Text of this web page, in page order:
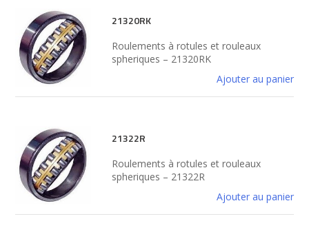
21320RK
Roulements à rotules et rouleaux
spheriques – 21320RK
Ajouter au panier
21322R
Roulements à rotules et rouleaux
spheriques – 21322R
Ajouter au panier